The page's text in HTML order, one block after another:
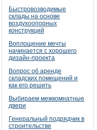
Быстровозводимые
склады на основе
воздухоопорных
конструкций
Воплощение мечты
начинается с хорошего
дизайн-проекта
Вопрос об аренде
складских помещений и
как его решить
Выбираем межкомнатные
двери
Генеральный подрядчик в
строительстве